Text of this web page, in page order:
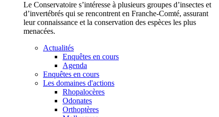
Le Conservatoire s’intéresse à plusieurs groupes d’insectes et
d’invertébrés qui se rencontrent en Franche-Comté, assurant
leur connaissance et la conservation des espèces les plus
menacées.
Actualités
Enquêtes en cours
Agenda
Enquêtes en cours
Les domaines d'actions
Rhopalocères
Odonates
Orthoptères